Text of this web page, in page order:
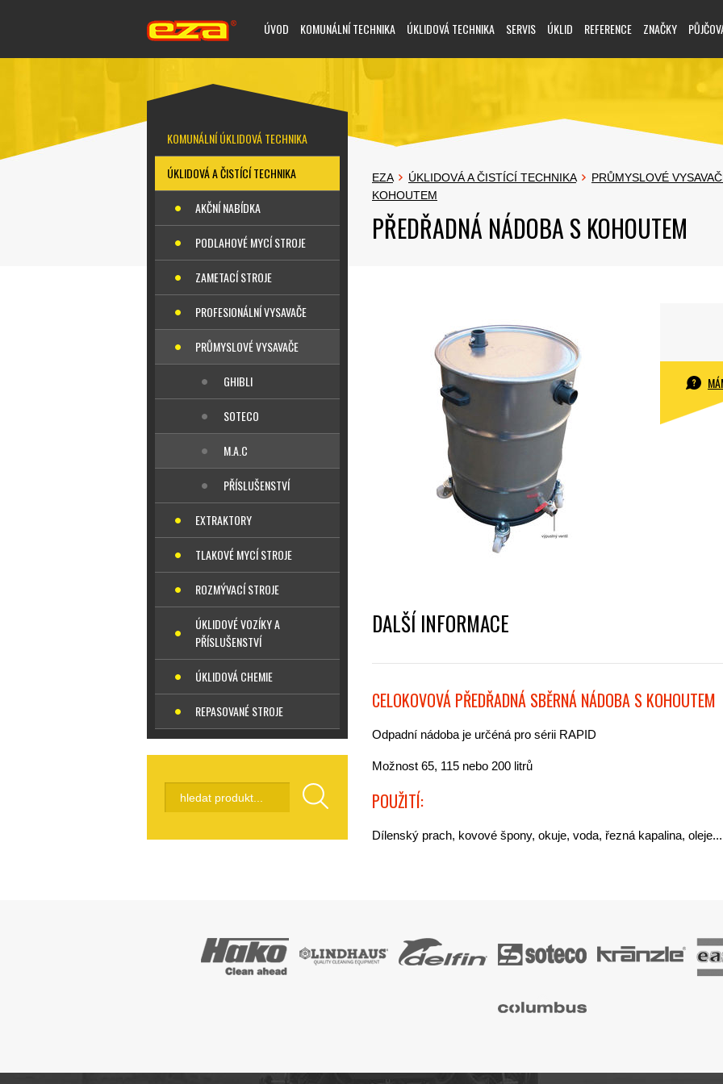
ÚVOD KOMUNÁLNÍ TECHNIKA ÚKLIDOVÁ TECHNIKA SERVIS ÚKLID REFERENCE ZNAČKY
KOMUNÁLNÍ ÚKLIDOVÁ TECHNIKA
ÚKLIDOVÁ A ČISTÍCÍ TECHNIKA
AKČNÍ NABÍDKA
PODLAHOVÉ MYCÍ STROJE
ZAMETACÍ STROJE
PROFESIONÁLNÍ VYSAVAČE
PRŮMYSLOVÉ VYSAVAČE
GHIBLI
SOTECO
M.A.C
PŘÍSLUŠENSTVÍ
EXTRAKTORY
TLAKOVÉ MYCÍ STROJE
ROZMÝVACÍ STROJE
ÚKLIDOVÉ VOZÍKY A
PŘÍSLUŠENSTVÍ
ÚKLIDOVÁ CHEMIE
REPASOVANÉ STROJE
EZA ÚKLIDOVÁ A ČISTÍCÍ TECHNIKA PRŮMYSLOVÉ
KOHOUTEM
PŘEDŘADNÁ NÁDOBA S KOHOUTEM
DALŠÍ INFORMACE
CELOKOVOVÁ PŘEDŘADNÁ SBĚRNÁ NÁDOBA S KOHOUTEM
Odpadní nádoba je určéná pro sérii RAPID
Možnost 65, 115 nebo 200 litrů
POUŽITÍ:
Dílenský prach, kovové špony, okuje, voda, řezná kapalina, oleje...